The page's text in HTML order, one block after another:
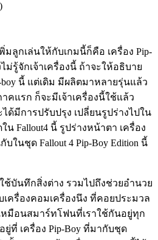
ลูกเล่นให้กับเกมนี้ก็คือ เครื่อง Pip-
ม่รู้จักเจ้าเครื่องนี้ ถ้าจะให้อธิบาย
boy นี้ แต่เดิม มีผลิตมาหลายรุ่นแล้ว
คแรก ก็จะมีเจ้าเครื่องนี้ใช้แล้ว
ด้มีการปรับปรุง เปลี่ยนรูปร่างไปใน
Fallout4 นี้ รูปร่างหน้าตา เครื่อง
กับในชุด Fallout 4 Pip-Boy Edition นี้
ช้บันทึกสิ่งต่าง รวมไปถึงช่วยอำนวย
ครื่องคอมเครื่องนึง ที่คอยประมวล
หมือนสมาร์ทโฟนที่เราใช้กันอยู่ทุก
ที่ เครื่อง Pip-Boy ที่มากับชุด